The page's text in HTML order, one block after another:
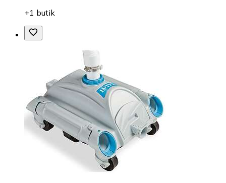
+1 butik